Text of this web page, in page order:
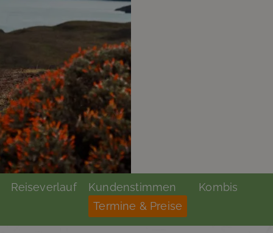
Reiseverlauf Kundenstimmen
Kombis
Termine & Preise